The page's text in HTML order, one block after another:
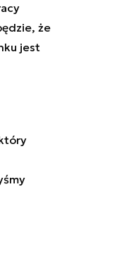
że
jest